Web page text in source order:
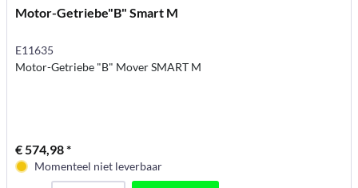
Motor-Getriebe"B" Smart M
E11635
Motor-Getriebe "B" Mover SMART M
€ 574,98 *
Momenteel niet leverbaar